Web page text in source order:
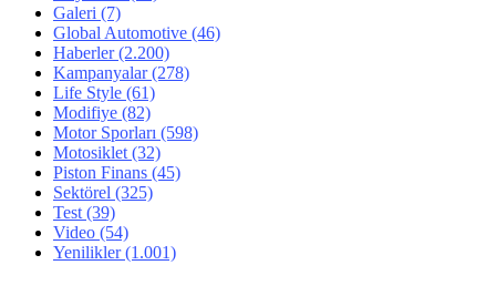
Galeri (7)
Global Automotive (46)
Haberler(2.200)
Kampanyalar(278)
Life Style (61)
Modifiye (82)
Motor Sporları (598)
Motosiklet (32)
Piston Finans (45)
Sektörel (325)
Test (39)
Video (54)
Yenilikler(1.001)